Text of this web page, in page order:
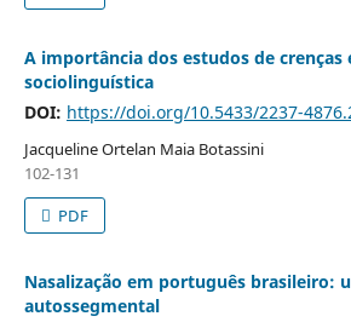
A importância dos estudos de crenças
sociolinguística
DOI: https://doi.org/10.5433/2237-
Jacqueline Ortelan Maia Botassini
102-131
PDF
Nasalização em português brasileiro:
autossegmental